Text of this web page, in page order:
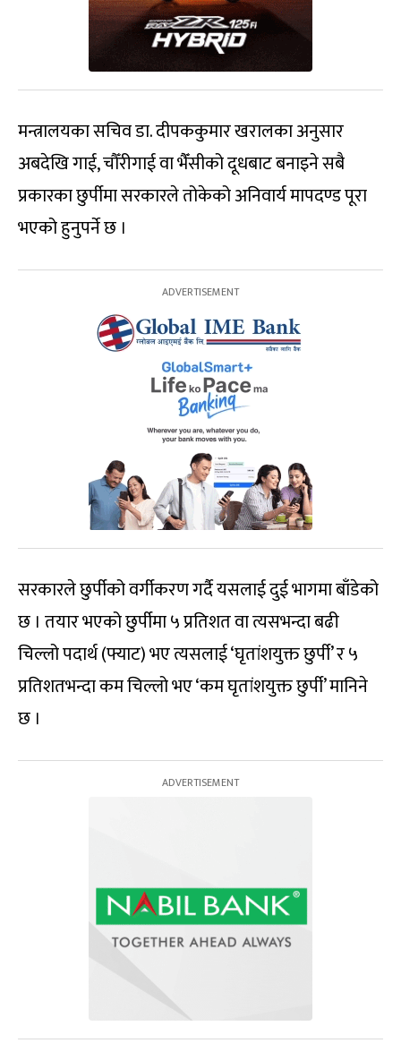
मन्त्रालयका सचिव डा. दीपककुमार खरालका अनुसार
अबदेखि गाई, चौँरीगाई वा भैँसीको दूधबाट बनाइने सबै
प्रकारका छुर्पीमा सरकारले तोकेको अनिवार्य मापदण्ड पूरा
भएको हुनुपर्ने छ ।
सरकारले छुर्पीको वर्गीकरण गर्दै यसलाई दुई भागमा बाँडेको
छ । तयार भएको छुर्पीमा ५ प्रतिशत वा त्यसभन्दा बढी
चिल्लो पदार्थ (फ्याट) भए त्यसलाई ‘घृतांशयुक्त छुर्पी’ र ५
प्रतिशतभन्दा कम चिल्लो भए ‘कम घृतांशयुक्त छुर्पी’ मानिने
छ ।